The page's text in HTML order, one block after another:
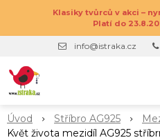
Klasiky tvůrců v akci –
Platí do
info@istraka.cz
Úvod Stříbro AG925
Květ života mezidíl AG925